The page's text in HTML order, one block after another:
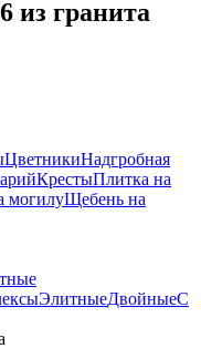
из гранита
ЦветникиНадгробная
КрестыПлитка на
могилуЩебень на
ЭлитныеДвойныеС